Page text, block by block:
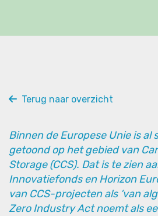
Terug naar overzicht
Binnen de Europese Unie is
getoond op het gebied van
Storage (CCS). Dat is te zien
Innovatiefonds en Horizon
van CCS-projecten als ‘van
Zero Industry Act noemt als